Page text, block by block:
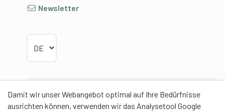
Damit wir unser Webangebot optimal auf Ihre Bedürfnisse
ausrichten können, verwenden wir das Analysetool Google
Newsletter
Partner